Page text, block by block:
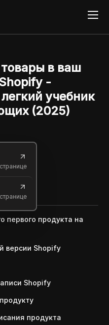
в ваш
-
учебник
(2025)
первого продукта на
версии Shopify
Shopify
продукта